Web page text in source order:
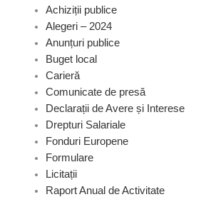
Achiziții publice
Alegeri – 2024
Anunțuri publice
Buget local
Carieră
Comunicate de presă
Declarații de Avere și Interese
Drepturi Salariale
Fonduri Europene
Formulare
Licitații
Raport Anual de Activitate